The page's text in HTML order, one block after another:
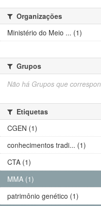
Organizações
Ministério do Meio ... (1)
Grupos
Não há Grupos que
Etiquetas
CGEN (1)
conhecimentos tradi... (1)
CTA (1)
MMA (1)
patrimônio genético (1)